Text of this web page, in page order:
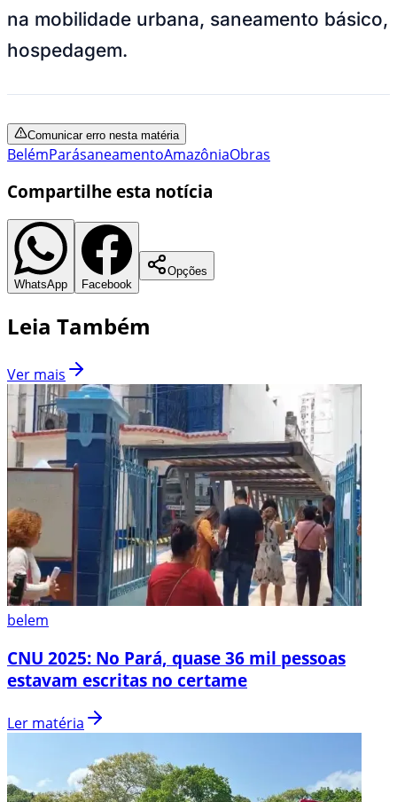
na mobilidade urbana, saneamento básico,
hospedagem.
Comunicar erro nesta matéria
BelémParásaneamentoAmazôniaObras
Compartilhe esta notícia
WhatsApp Facebook
Opções
Leia Também
Ver mais
belem
CNU 2025: No Pará, quase 36 mil pessoas
estavam escritas no certame
Ler matéria